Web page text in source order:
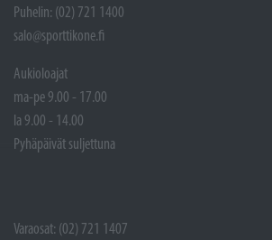
Puhelin: (02) 721 1400
salo@sporttikone.fi
Aukioloajat
ma-pe 9.00 - 17.00
la 9.00 - 14.00
Pyhäpäivät suljettuna
Varaosat: (02) 721 1407